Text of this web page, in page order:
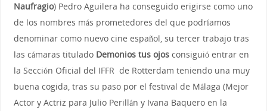
Naufragio) Pedro Aguilera ha conseguido erigirse como uno
de los nombres más prometedores del que podríamos
denominar como nuevo cine español, su tercer trabajo tras
las cámaras titulado Demonios tus ojosconsiguió entrar en
la Sección Oficial del IFFR de Rotterdam teniendo una muy
buena cogida, tras su paso por el festival de Málaga (Mejor
Actor y Actriz para Julio Perillán y Ivana Baquero en la